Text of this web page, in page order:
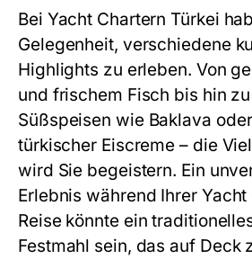
Bei Yacht Chartern Türkei
Gelegenheit, verschiedene
Highlights zu erleben. Von
und frischem Fisch bis hin
Süßspeisen wie Baklava
türkischer Eiscreme – die
wird Sie begeistern. Ein
Erlebnis während Ihrer Yacht
Reise könnte ein
Festmahl sein, das auf Deck